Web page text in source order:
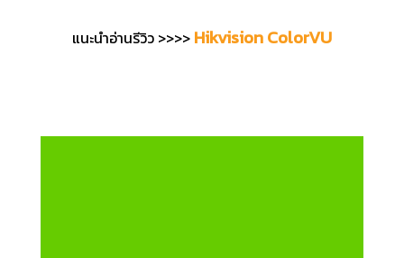
แนะนำอ่านรีวิว >>>> Hikvision ColorVU